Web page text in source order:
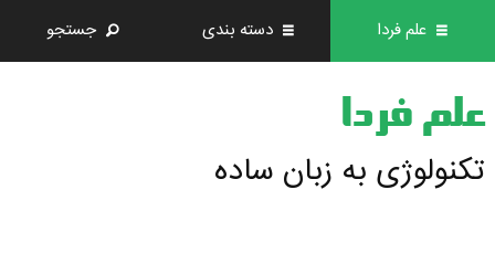
علم فردا دسته بندی جستجو
علم فردا
تکنولوژی به زبان ساده